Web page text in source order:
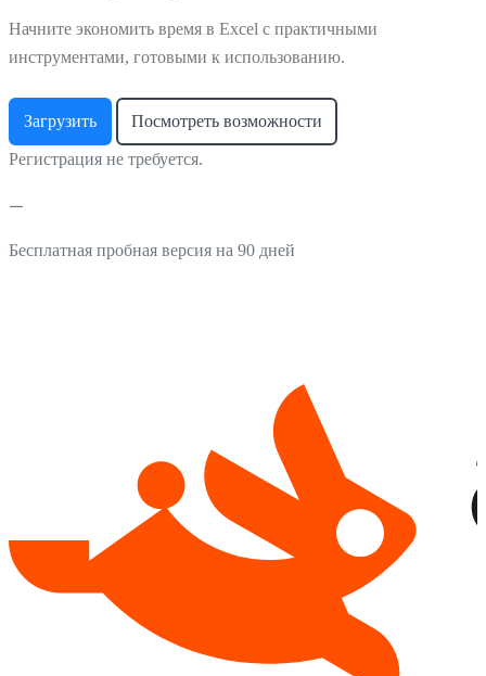
Начните экономить время в Excel с практичными
инструментами, готовыми к использованию.
Загрузить Посмотреть возможности
Регистрация не требуется.
Бесплатная пробная версия на 90 дней